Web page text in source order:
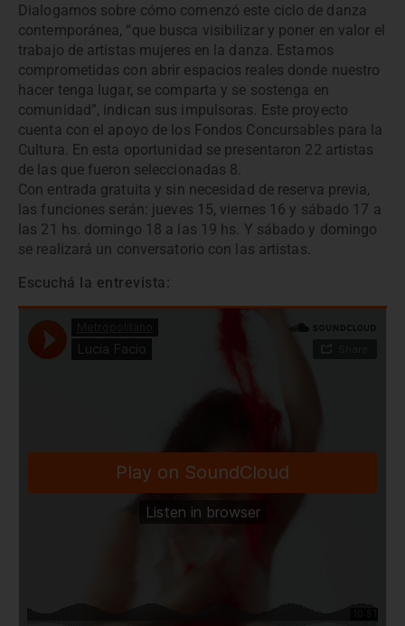
Dialogamos sobre cómo comenzó este ciclo de danza
contemporánea, “que busca visibilizar y poner en valor el
trabajo de artistas mujeres en la danza. Estamos
comprometidas con abrir espacios reales donde nuestro
hacer tenga lugar, se comparta y se sostenga en
comunidad”, indican sus impulsoras. Este proyecto
cuenta con el apoyo de los Fondos Concursables para la
Cultura. En esta oportunidad se presentaron 22 artistas
de las que fueron seleccionadas 8.
Con entrada gratuita y sin necesidad de reserva previa,
las funciones serán: jueves 15, viernes 16 y sábado 17 a
las 21 hs. domingo 18 a las 19 hs. Y sábado y domingo
se realizará un conversatorio con las artistas.
Escuchá la entrevista: